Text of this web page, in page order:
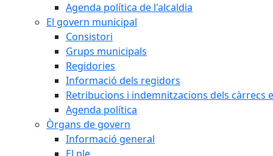
Agenda política de l'alcaldia
El govern municipal
Consistori
Grups municipals
Regidories
Informació dels regidors
Retribucions i indemnitzacions dels càrrecs
Agenda política
Òrgans de govern
Informació general